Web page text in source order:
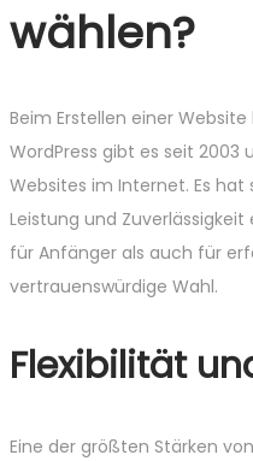
wählen?
Beim Erstellen einer
WordPress gibt es seit 2003
Websites im Internet. Es
Leistung und
für Anfänger als auch für
vertrauenswürdige Wahl.
Flexibilität
Eine der größten Stärken